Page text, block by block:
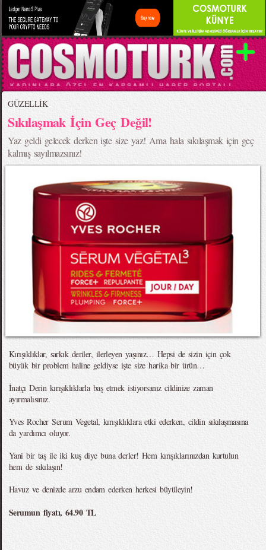
GÜZELLİK
Sıkılaşmak İçin Geç Değil!
Yaz geldi gelecek derken işte size yaz! Ama hala sıkılaşmak için geç
kalmış sayılmazsınız!
Kırışıklıklar, sarkık deriler, ilerleyen yaşınız… Hepsi de sizin için çok
büyük bir problem haline geldiyse işte size harika bir ürün…
İnatçı Derin kırışıklıklarla baş etmek istiyorsanız cildinize zaman
ayırmalısınız.
Yves Rocher Serum Vegetal, kırışıklıklara etki ederken, cildin sıkılaşmasına
da yardımcı oluyor.
Yani bir taş ile iki kuş diye buna derler! Hem kırışıklarınızdan kurtulun
hem de sıkılaşın!
Havuz ve denizde arzu endam ederken herkesi büyüleyin!
Serumun fiyatı, 64.90 TL